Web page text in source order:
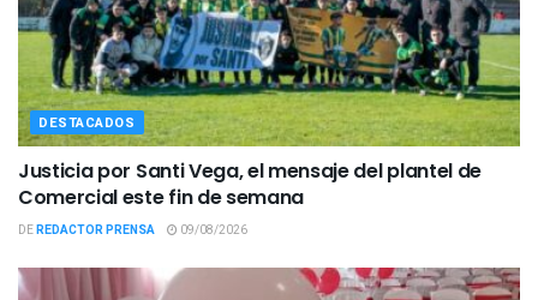
DESTACADOS
Justicia por Santi Vega, el mensaje del plantel de
Comercial este fin de semana
DEREDACTOR PRENSA 09/08/2026